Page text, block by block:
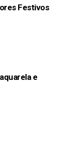
Festivos
e